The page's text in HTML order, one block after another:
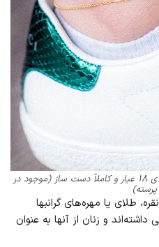
پابند ستاره توخالی، ساخته شده از طلای ۱۸ عیار و کاملاً دست ساز (موجود در
طلای یا مهره‌های گرانبها
و زنان از آنها به عنوان